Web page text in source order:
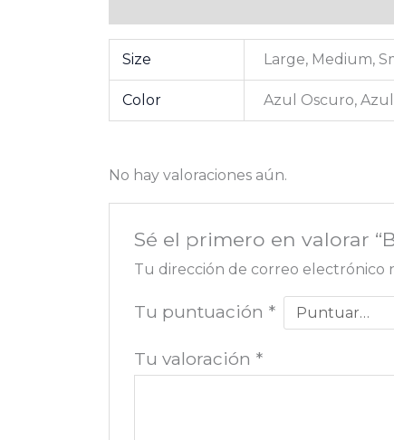
Size Large, Medium,
Color Azul Oscuro, Azul
No hay valoraciones aún.
Sé el primero en valorar
Tu dirección de correo electrónico
Tu puntuación *
Tu valoración *